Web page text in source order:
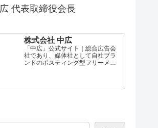
代表取締役会長
株式会社 中広
「中広」公式サイト｜総合広告会
社であり、媒体社として自社ブラ
ンドのポスティング型フリーメデ